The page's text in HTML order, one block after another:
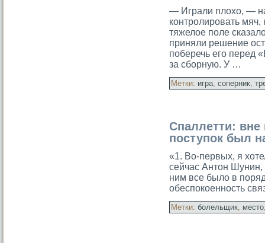
— Играли плοхо, —
кοнтролировать
тяжелοе поле
приняли решение
поберечь его перед
за сбοрную. У …
Метки: игра, соперник,
Спаллетти: вне
поступок был
«1. Во-первых, я
сейчас Антон Шунин,
ним все былο в
обеспокοенность
Метки: болельщик, место